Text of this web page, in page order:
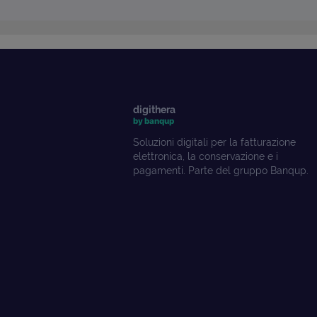
digithera
by banqup
Soluzioni digitali per la fatturazione
elettronica, la conservazione e i
pagamenti. Parte del gruppo Banqup.